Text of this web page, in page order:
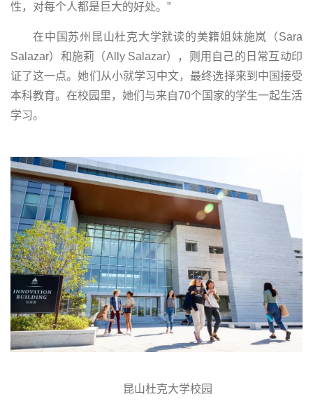
性，对每个人都是巨大的好处。”
在中国苏州昆山杜克大学就读的美籍姐妹施岚（Sara
Salazar）和施莉（Ally Salazar），则用自己的日常互动印
证了这一点。她们从小就学习中文，最终选择来到中国接受
本科教育。在校园里，她们与来自70个国家的学生一起生活
学习。
昆山杜克大学校园